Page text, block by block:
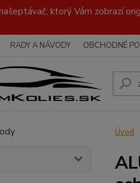
ktorý Vám zobrazí
RADY A NÁVODY OBCHODNÉ
Úvod